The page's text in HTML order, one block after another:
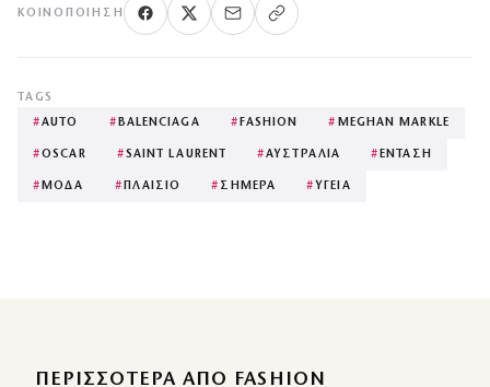
ΚΟΙΝΟΠΟΊΗΣΗ
TAGS
#AUTO # BALENCIAGA # FASHION # MEGHAN MARKLE
#OSCAR #SAINT LAURENT #ΑΥΣΤΡΑΛΙΑ # ΕΝΤΑΣΗ
# ΜΟΔΑ # ΠΛΑΙΣΙΟ # ΣΗΜΕΡΑ # ΥΓΕΙΑ
ΠΕΡΙΣΣΌΤΕΡΑ ΑΠΌ FASHION